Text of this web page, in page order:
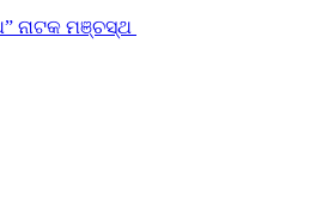
ନାଟକ ମଞ୍ଚସ୍ଥ